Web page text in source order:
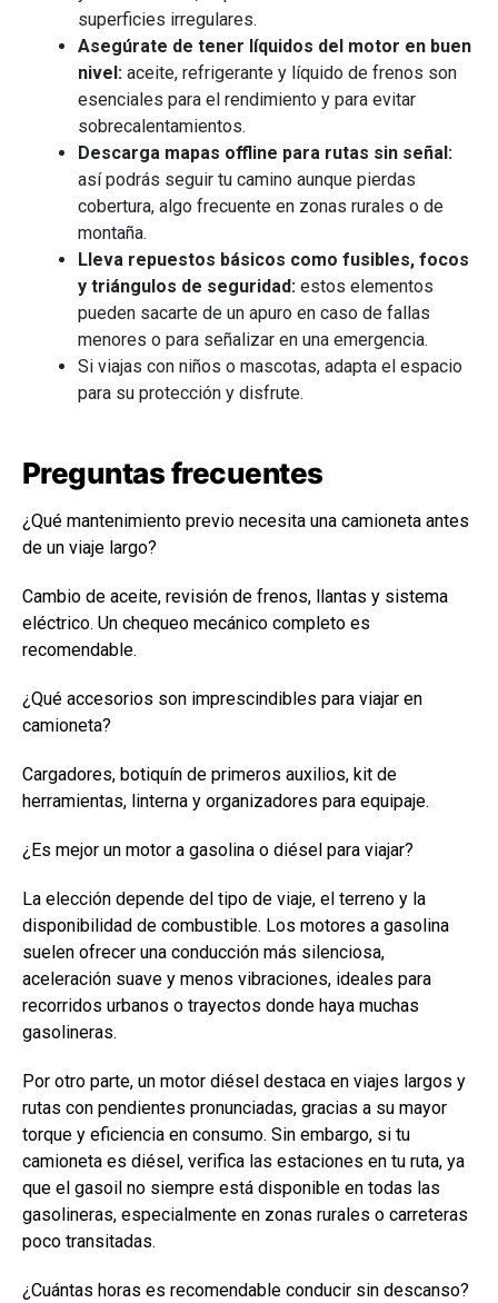
superficies irregulares.
Asegúrate de tener líquidos del motor en buen
nivel: aceite, refrigerante y líquido de frenos son
esenciales para el rendimiento y para evitar
sobrecalentamientos.
Descarga mapas offline para rutas sin señal:
así podrás seguir tu camino aunque pierdas
cobertura, algo frecuente en zonas rurales o de
montaña.
Lleva repuestos básicos como fusibles, focos
y triángulos de seguridad: estos elementos
pueden sacarte de un apuro en caso de fallas
menores o para señalizar en una emergencia.
Si viajas con niños o mascotas, adapta el espacio
para su protección y disfrute.
Preguntas frecuentes
¿Qué mantenimiento previo necesita una camioneta antes
de un viaje largo?
Cambio de aceite, revisión de frenos, llantas y sistema
eléctrico. Un chequeo mecánico completo es
recomendable.
¿Qué accesorios son imprescindibles para viajar en
camioneta?
Cargadores, botiquín de primeros auxilios, kit de
herramientas, linterna y organizadores para equipaje.
¿Es mejor un motor a gasolina o diésel para viajar?
La elección depende del tipo de viaje, el terreno y la
disponibilidad de combustible. Los motores a gasolina
suelen ofrecer una conducción más silenciosa,
aceleración suave y menos vibraciones, ideales para
recorridos urbanos o trayectos donde haya muchas
gasolineras.
Por otro parte, un motor diésel destaca en viajes largos y
rutas con pendientes pronunciadas, gracias a su mayor
torque y eficiencia en consumo. Sin embargo, si tu
camioneta es diésel, verifica las estaciones en tu ruta, ya
que el gasoil no siempre está disponible en todas las
gasolineras, especialmente en zonas rurales o carreteras
poco transitadas.
¿Cuántas horas es recomendable conducir sin descanso?